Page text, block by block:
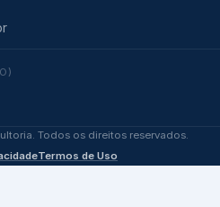
Todos os direitos reservados.
Termos de Uso